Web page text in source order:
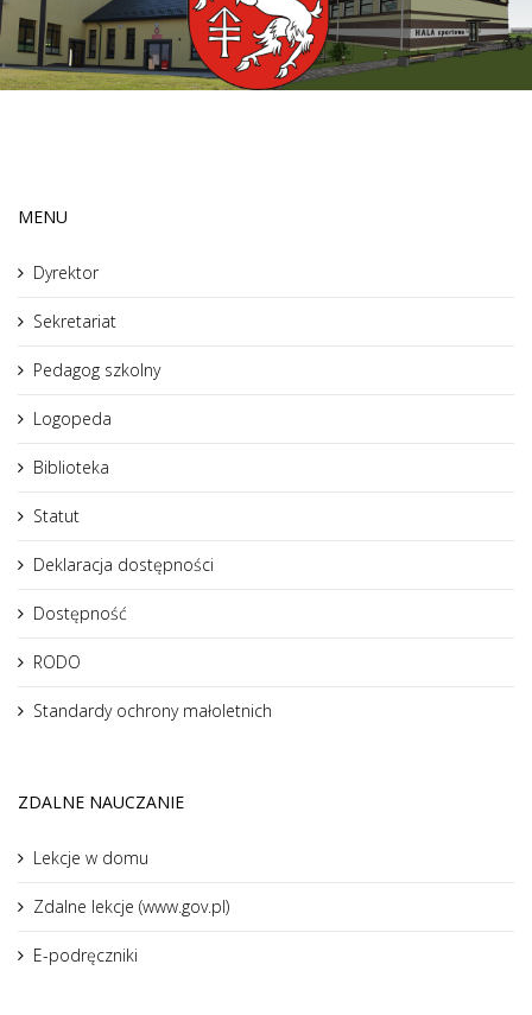
MENU
Dyrektor
Sekretariat
Pedagog szkolny
Logopeda
Biblioteka
Statut
Deklaracja dostępności
Dostępność
RODO
Standardy ochrony małoletnich
ZDALNE NAUCZANIE
Lekcje w domu
Zdalne lekcje (www.gov.pl)
E-podręczniki